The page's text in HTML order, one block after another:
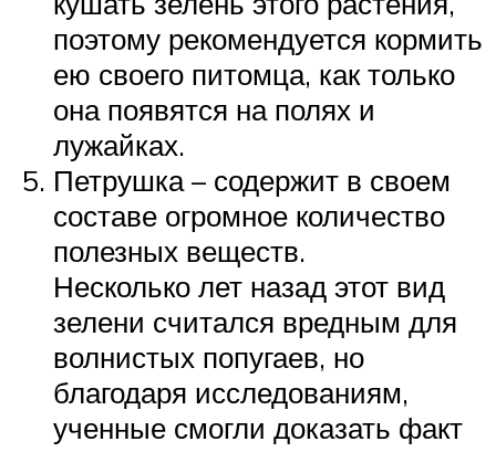
поэтому рекомендуется кормить
ею своего питомца, как только
она появятся на полях и
лужайках.
Петрушка – содержит в своем
составе огромное количество
полезных веществ.
Несколько лет назад этот вид
зелени считался вредным для
волнистых попугаев, но
благодаря исследованиям,
ученные смогли доказать факт